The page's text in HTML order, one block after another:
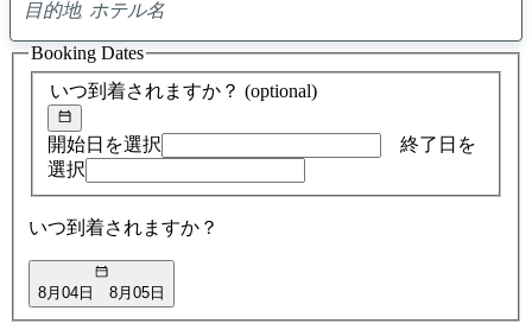
ア
ド
バ
イ
検
索
いつ到着されますか？ (optional)
開始日を選択
終了日を
選択
いつ到着されますか？
8月04日 8月05日
Booking Dates